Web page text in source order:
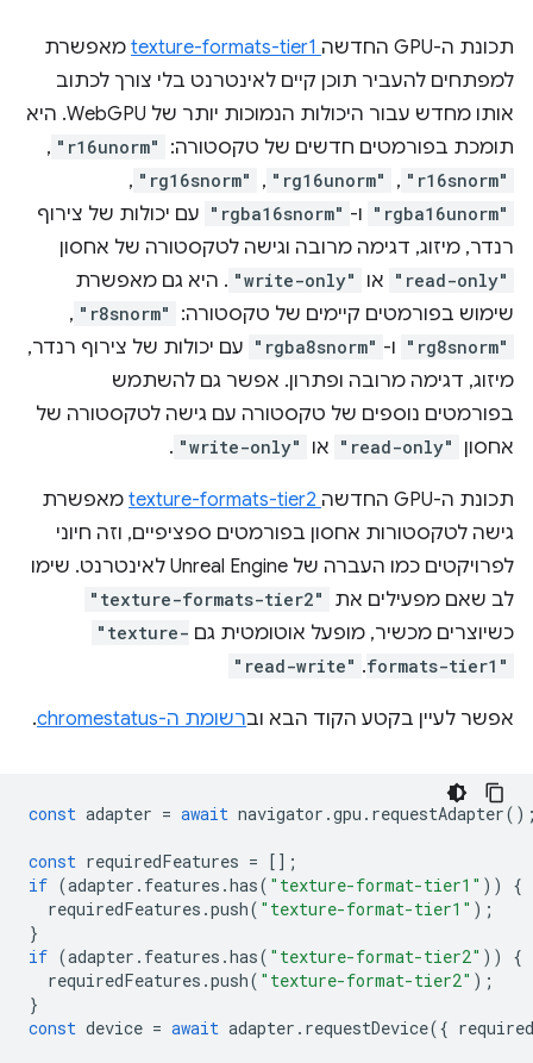
תכונת ה-GPU החדשה
מאפשרת
למפתחים להעביר תוכן קיים לאינטרנט בלי צורך לכתוב
אותו מחדש עבור היכולות הנמוכות יותר של WebGPU. היא
תומכת בפורמטים חדשים של טקסטורה:
"r16unorm"
,‏
"r16snorm"
,‏
"rg16unorm"
,‏
"rg16snorm"
,‏
"rgba16unorm" ו- "rgba16snorm" עם יכולות של צירוף
רנדר, מיזוג, דגימה מרובה וגישה לטקסטורה של אחסון
"read-only" או "write-only" . היא גם מאפשרת
שימוש בפורמטים קיימים של טקסטורה:
"r8snorm"
,‏
"rg8snorm" ו- "rgba8snorm" עם יכולות של צירוף רנדר,
מיזוג, דגימה מרובה ופתרון. אפשר גם להשתמש
בפורמטים נוספים של טקסטורה עם גישה לטקסטורה של
אחסון
"read-only" או "write-only"
.
תכונת ה-GPU החדשה
מאפשרת
גישה לטקסטורות אחסון בפורמטים ספציפיים, וזה חיוני
לפרויקטים כמו העברה של Unreal Engine לאינטרנט. שימו
לב שאם מפעילים את
"texture-formats-tier2"
כשיוצרים מכשיר, מופעל אוטומטית גם "texture-
formats-tier1"
.
"read-write"
אפשר לעיין בקטע הקוד הבא וברשומת ה-chromestatus .
const adapter = await navigator .gpu . requestAdapter
const requiredFeatures = [];
if (adapter . features .has( "texture-format-tier1" ))
{
requiredFeatures .push( "texture-format-tier1" );
}
if (adapter . features .has( "texture-format-tier2" ))
{
requiredFeatures .push( "texture-format-tier2" );
}
const device = await adapter . requestDevice({